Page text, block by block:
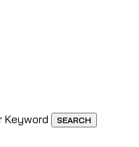
Keyword
SEARCH